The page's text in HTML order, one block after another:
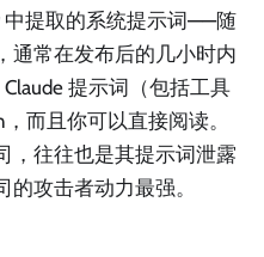
中提取的系统提示词——随
通常在发布后的几小时内
提示词（包括工具
而且你可以直接阅读。
，往往也是其提示词泄露
攻击者动力最强。